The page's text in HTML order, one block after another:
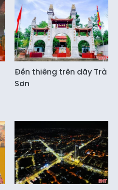
Đền thiêng trên dãy Trà
Sơn